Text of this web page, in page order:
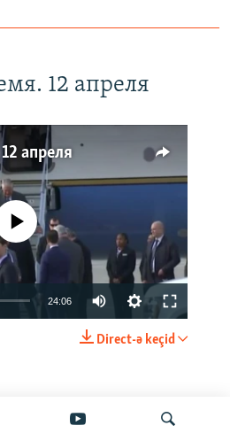
12 апреля
апреля
currently available
24:06
Direct-ə keçid